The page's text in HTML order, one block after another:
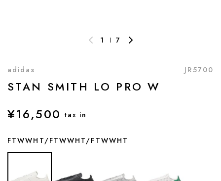
1 7
adidas JR5700
STAN SMITH LO PRO W
¥16,500 tax in
FTWWHT/FTWWHT/FTWWHT